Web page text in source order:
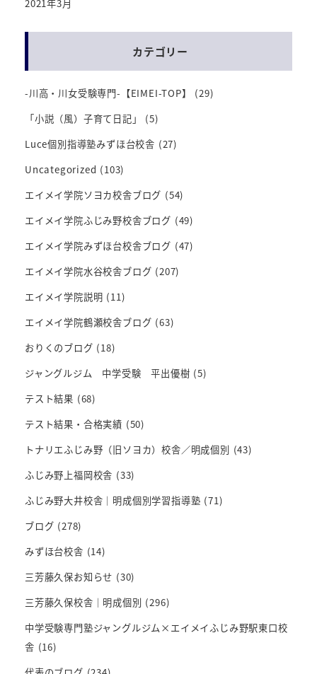
2021年3月
カテゴリー
-川高・川女受験専門-【EIMEI-TOP】
(29)
「小説（風）子育て日記」
(5)
Luce個別指導塾みずほ台校舎 (27)
Uncategorized (103)
エイメイ学院ソヨカ校舎ブログ (54)
エイメイ学院ふじみ野校舎ブログ (49)
エイメイ学院みずほ台校舎ブログ (47)
エイメイ学院水谷校舎ブログ (207)
エイメイ学院説明 (11)
エイメイ学院鶴瀬校舎ブログ (63)
おりくのブログ (18)
ジャングルジム 中学受験 平出優樹 (5)
テスト結果 (68)
テスト結果・合格実績 (50)
トナリエふじみ野（旧ソヨカ）校舎／明成個別 (43)
ふじみ野上福岡校舎 (33)
ふじみ野大井校舎｜明成個別学習指導塾 (71)
ブログ (278)
みずほ台校舎 (14)
三芳藤久保お知らせ (30)
三芳藤久保校舎｜明成個別 (296)
中学受験専門塾ジャングルジム×エイメイふじみ野駅東口校
舎 (16)